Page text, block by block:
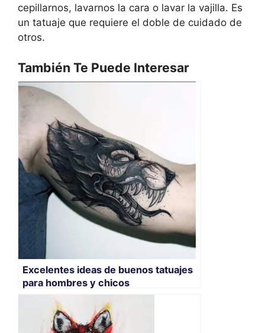
cepillarnos, lavarnos la cara o lavar la vajilla. Es
un tatuaje que requiere el doble de cuidado de
otros.
También Te Puede Interesar
Excelentes ideas de buenos tatuajes
para hombres y chicos